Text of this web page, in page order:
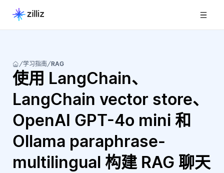
学习指南 RAG
使用 LangChain、
LangChain vector store、
OpenAI GPT-4o mini 和
Ollama paraphrase-
multilingual 构建 RAG 聊天